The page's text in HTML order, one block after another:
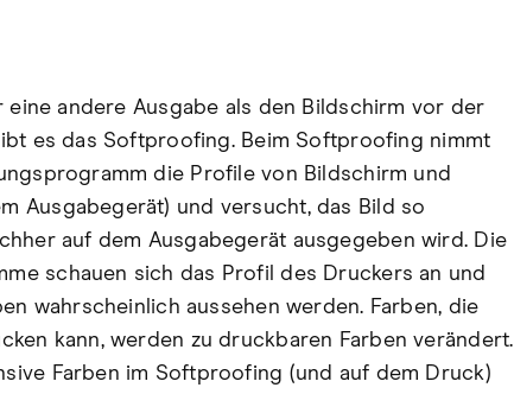
eine andere Ausgabe als den Bildschirm vor der
es das Softproofing. Beim Softproofing nimmt
die Profile von Bildschirm und
Ausgabegerät) und versucht, das Bild so
auf dem Ausgabegerät ausgegeben wird. Die
schauen sich das Profil des Druckers an und
wahrscheinlich aussehen werden. Farben, die
kann, werden zu druckbaren Farben verändert.
Farben im Softproofing (und auf dem Druck)